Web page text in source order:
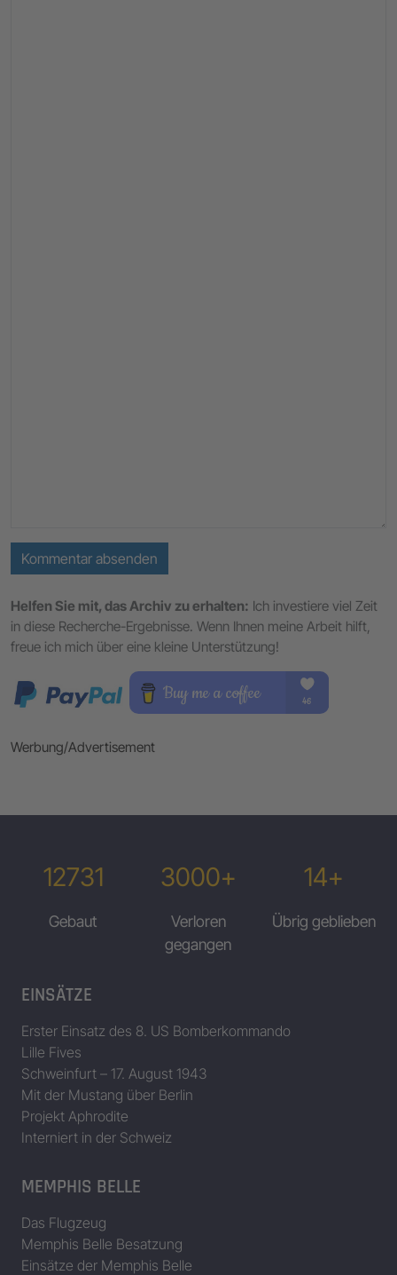
Kommentar absenden
Helfen Sie mit, das Archiv zu erhalten: Ich investiere viel Zeit
in diese Recherche-Ergebnisse. Wenn Ihnen meine Arbeit hilft,
freue ich mich über eine kleine Unterstützung!
Werbung/Advertisement
12731
Gebaut
3000+
Verloren
gegangen
14+
Übrig geblieben
EINSÄTZE
Erster Einsatz des 8. US Bomberkommando
Lille Fives
Schweinfurt – 17. August 1943
Mit der Mustang über Berlin
Projekt Aphrodite
Interniert in der Schweiz
MEMPHIS BELLE
Das Flugzeug
Memphis Belle Besatzung
Einsätze der Memphis Belle